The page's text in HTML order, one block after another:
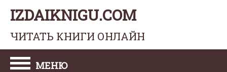
IZDAIKNIGU.COM
ЧИТАТЬ КНИГИ ОНЛАЙН
МЕНЮ